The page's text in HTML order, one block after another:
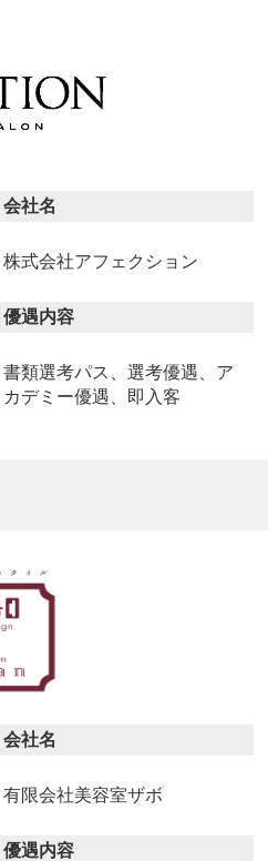
会社名
株式会社アフェクション
優遇内容
書類選考パス、選考優遇、ア
カデミー優遇、即入客
会社名
有限会社美容室ザボ
優遇内容